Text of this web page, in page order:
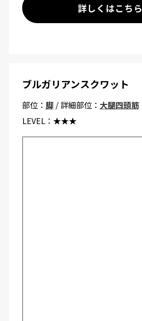
詳しくはこちら
ブルガリアンスクワット
部位： 脚/ 詳細部位： 大腿四頭筋
LEVEL： ★★★